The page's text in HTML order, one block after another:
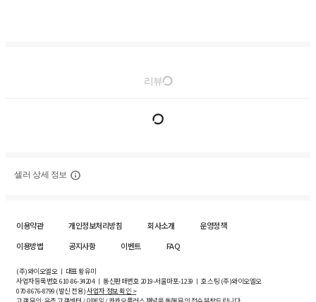
리뷰
셀러 상세 정보
이용약관 개인정보처리방침 회사소개
운영정책
이용방법
공지사항 이벤트 FAQ
(주)와이오엘오 ㅣ 대표 황유미
사업자등록번호610-86-34204ㅣ 통신판매번호 2019-서울마포-1239 ㅣ 호스팅 (주)와이오엘오
070-8676-8799 (발신 전용)사업자 정보 확인 >